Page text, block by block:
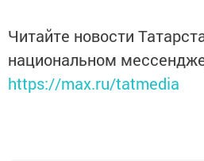
Читайте новости
национальном
https://max.ru/tatmedia